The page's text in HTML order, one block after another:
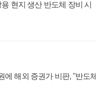
현지 생산 반도체 장비 시
해외 증권가 비판, "반도체